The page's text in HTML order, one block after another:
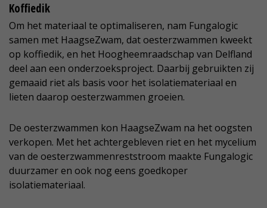
Koffiedik
Om het materiaal te optimaliseren, nam Fungalogic
samen met HaagseZwam, dat oesterzwammen kweekt
op koffiedik, en het Hoogheemraadschap van Delfland
deel aan een onderzoeksproject. Daarbij gebruikten zij
gemaaid riet als basis voor het isolatiemateriaal en
lieten daarop oesterzwammen groeien.
De oesterzwammen kon HaagseZwam na het oogsten
verkopen. Met het achtergebleven riet en het mycelium
van de oesterzwammenreststroom maakte Fungalogic
duurzamer en ook nog eens goedkoper
isolatiemateriaal.